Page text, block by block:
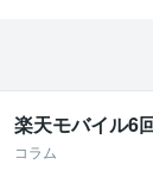
楽天モバイル6
コラム